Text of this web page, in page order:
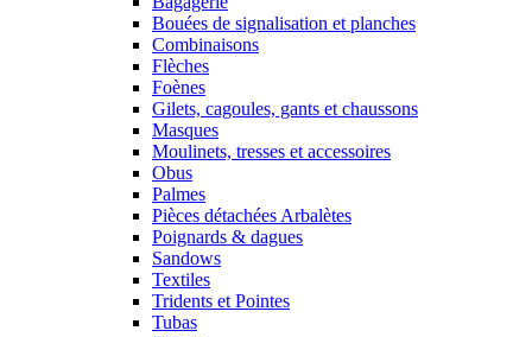
Bouées de signalisation et planches
Combinaisons
Flèches
Foènes
Gilets, cagoules, gants et chaussons
Masques
Moulinets, tresses et accessoires
Obus
Palmes
Pièces détachées Arbalètes
Poignards & dagues
Sandows
Textiles
Tridents et Pointes
Tubas